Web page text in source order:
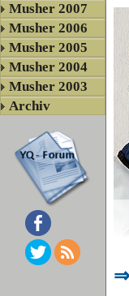
Musher 2007
Musher 2006
Musher 2005
Musher 2004
Musher 2003
Archiv